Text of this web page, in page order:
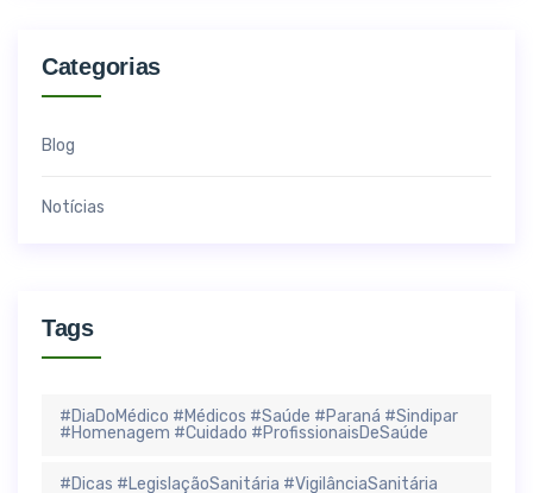
Categorias
Blog
Notícias
Tags
#DiaDoMédico #Médicos #Saúde #Paraná #Sindipar
#Homenagem #Cuidado #ProfissionaisDeSaúde
#Dicas #LegislaçãoSanitária #VigilânciaSanitária